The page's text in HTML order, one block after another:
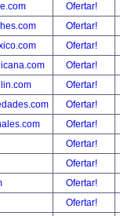
Ofertar!
Ofertar!
Ofertar!
Ofertar!
Ofertar!
Ofertar!
Ofertar!
Ofertar!
Ofertar!
Ofertar!
Ofertar!